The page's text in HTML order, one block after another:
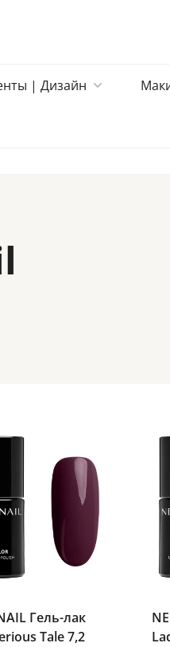
| Дизайн
Гель-лак
Tale 7,2